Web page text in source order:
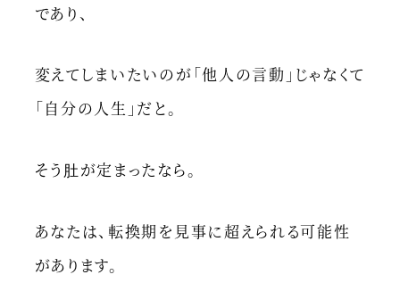
であり、
変えてしまいたいのが「他人の言動」じゃなくて
「自分の人生」だと。
そう肚が定まったなら。
あなたは、転換期を見事に超えられる可能性
があります。